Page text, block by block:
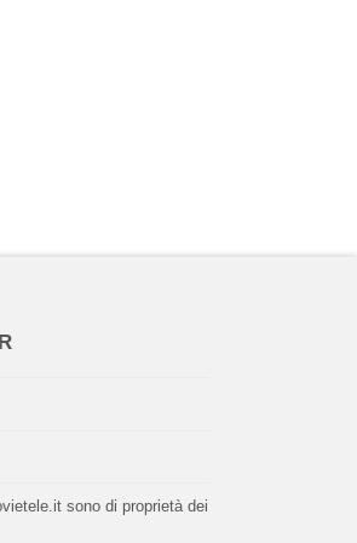
sono di proprietà dei